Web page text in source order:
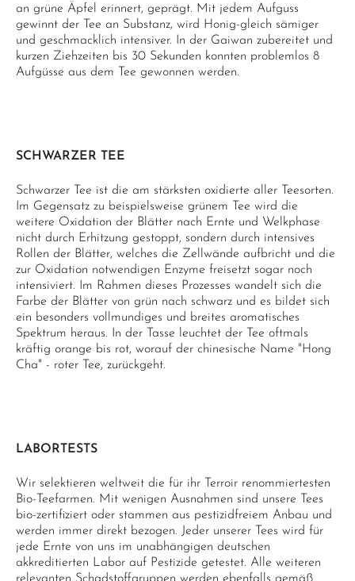
an grüne Äpfel erinnert, geprägt. Mit jedem Aufguss
gewinnt der Tee an Substanz, wird Honig-gleich sämiger
und geschmacklich intensiver. In der Gaiwan zubereitet und
kurzen Ziehzeiten bis 30 Sekunden konnten problemlos 8
Aufgüsse aus dem Tee gewonnen werden.
SCHWARZER TEE
Schwarzer Tee ist die am stärksten oxidierte aller Teesorten.
Im Gegensatz zu beispielsweise grünem Tee wird die
weitere Oxidation der Blätter nach Ernte und Welkphase
nicht durch Erhitzung gestoppt, sondern durch intensives
Rollen der Blätter, welches die Zellwände aufbricht und die
zur Oxidation notwendigen Enzyme freisetzt sogar noch
intensiviert. Im Rahmen dieses Prozesses wandelt sich die
Farbe der Blätter von grün nach schwarz und es bildet sich
ein besonders vollmundiges und breites aromatisches
Spektrum heraus. In der Tasse leuchtet der Tee oftmals
kräftig orange bis rot, worauf der chinesische Name "Hong
Cha" - roter Tee, zurückgeht.
LABORTESTS
Wir selektieren weltweit die für ihr Terroir renommiertesten
Bio-Teefarmen. Mit wenigen Ausnahmen sind unsere Tees
bio-zertifiziert oder stammen aus pestizidfreiem Anbau und
werden immer direkt bezogen. Jeder unserer Tees wird für
jede Ernte von uns im unabhängigen deutschen
akkreditierten Labor auf Pestizide getestet. Alle weiteren